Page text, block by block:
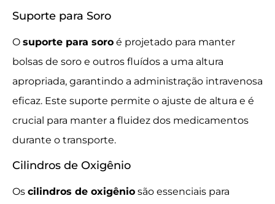
Suporte para Soro
O suporte para soro é projetado para manter
bolsas de soro e outros fluídos a uma altura
apropriada, garantindo a administração intravenosa
eficaz. Este suporte permite o ajuste de altura e é
crucial para manter a fluidez dos medicamentos
durante o transporte.
Cilindros de Oxigênio
Os cilindros de oxigênio são essenciais para